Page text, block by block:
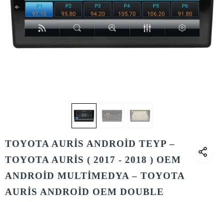
TOYOTA AURİS ANDROİD TEYP –
TOYOTA AURİS ( 2017 - 2018 ) OEM
ANDROİD MULTİMEDYA – TOYOTA
AURİS ANDROİD OEM DOUBLE